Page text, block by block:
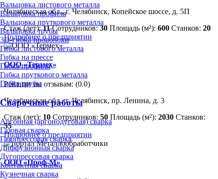
Вальцовка листового металла
Вальцовка профиля
Вальцовка пруткового металла
Вальцовка трубы
3D-гибка проволоки
Гибка листового металла
Гибка на прессе
Гибка профиля
Гибка пруткового металла
Гибка трубы
Сварочные работы
Аргонная (аргонодуговая) сварка
Газовая сварка
Газопрессовая сварка
Диффузионная сварка
Дугопрессовая сварка
Контактная сварка
Кузнечная сварка
Челябинская обл., г. Челябинск, Копейское шоссе, д. 5П
Стаж (лет):11 Сотрудников:30 Площадь (м²): 600 Станков: 20
Подробнее о предприятии
ООО «Термех»
Рейтинг по отзывам: (0.0)
Челябинская обл., г. Челябинск, пр. Ленина, д. 3
Стаж (лет): 10 Сотрудников: 50 Площадь (м²): 2030 Станков:
55
Подробнее о предприятии
ООО «Проф-М»